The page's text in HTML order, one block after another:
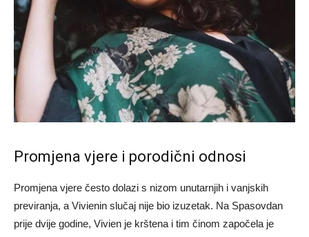
Promjena vjere i porodični odnosi
Promjena vjere često dolazi s nizom unutarnjih i vanjskih
previranja, a Vivienin slučaj nije bio izuzetak. Na Spasovdan
prije dvije godine, Vivien je krštena i tim činom započela je